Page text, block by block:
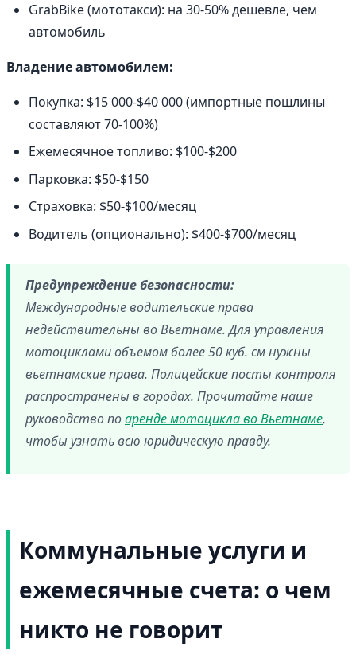
GrabBike (мототакси): на 30-50% дешевле, чем
автомобиль
Владение автомобилем:
Покупка: $15 000-$40 000 (импортные пошлины
составляют 70-100%)
Ежемесячное топливо: $100-$200
Парковка: $50-$150
Страховка: $50-$100/месяц
Водитель (опционально): $400-$700/месяц
Предупреждение безопасности:
Международные водительские права
недействительны во Вьетнаме. Для управления
мотоциклами объемом более 50 куб. см нужны
вьетнамские права. Полицейские посты контроля
распространены в городах. Прочитайте наше
руководство поаренде мотоцикла во Вьетнаме,
чтобы узнать всю юридическую правду.
Коммунальные услуги и
ежемесячные счета: о чем
никто не говорит